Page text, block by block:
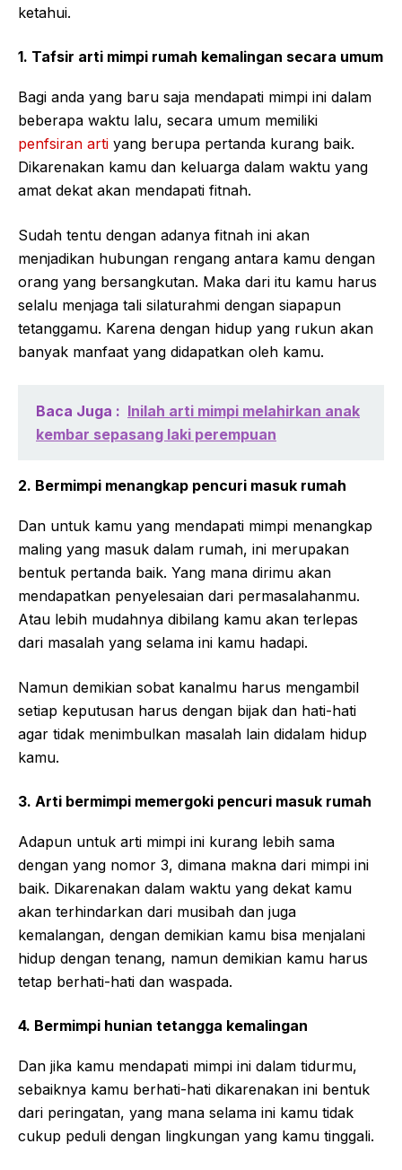
ketahui.
1. Tafsir arti mimpi rumah kemalingan secara umum
Bagi anda yang baru saja mendapati mimpi ini dalam
beberapa waktu lalu, secara umum memiliki
penfsiran arti yang berupa pertanda kurang baik.
Dikarenakan kamu dan keluarga dalam waktu yang
amat dekat akan mendapati fitnah.
Sudah tentu dengan adanya fitnah ini akan
menjadikan hubungan rengang antara kamu dengan
orang yang bersangkutan. Maka dari itu kamu harus
selalu menjaga tali silaturahmi dengan siapapun
tetanggamu. Karena dengan hidup yang rukun akan
banyak manfaat yang didapatkan oleh kamu.
Baca Juga : Inilah arti mimpi melahirkan anak
kembar sepasang laki perempuan
2. Bermimpi menangkap pencuri masuk rumah
Dan untuk kamu yang mendapati mimpi menangkap
maling yang masuk dalam rumah, ini merupakan
bentuk pertanda baik. Yang mana dirimu akan
mendapatkan penyelesaian dari permasalahanmu.
Atau lebih mudahnya dibilang kamu akan terlepas
dari masalah yang selama ini kamu hadapi.
Namun demikian sobat kanalmu harus mengambil
setiap keputusan harus dengan bijak dan hati-hati
agar tidak menimbulkan masalah lain didalam hidup
kamu.
3. Arti bermimpi memergoki pencuri masuk rumah
Adapun untuk arti mimpi ini kurang lebih sama
dengan yang nomor 3, dimana makna dari mimpi ini
baik. Dikarenakan dalam waktu yang dekat kamu
akan terhindarkan dari musibah dan juga
kemalangan, dengan demikian kamu bisa menjalani
hidup dengan tenang, namun demikian kamu harus
tetap berhati-hati dan waspada.
4. Bermimpi hunian tetangga kemalingan
Dan jika kamu mendapati mimpi ini dalam tidurmu,
sebaiknya kamu berhati-hati dikarenakan ini bentuk
dari peringatan, yang mana selama ini kamu tidak
cukup peduli dengan lingkungan yang kamu tinggali.